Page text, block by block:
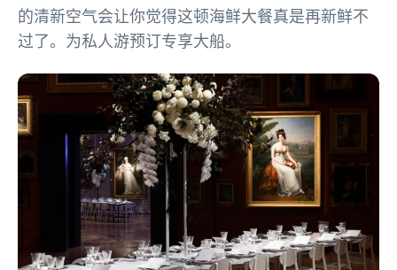
的清新空气会让你觉得这顿海鲜大餐真是再新鲜不
过了。为私人游预订专享大船。